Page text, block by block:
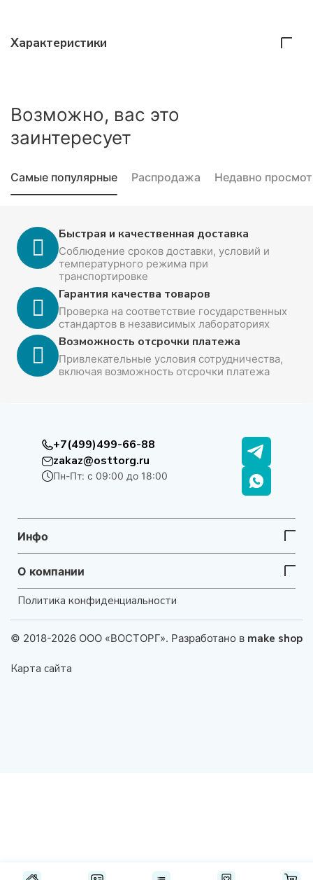
Характеристики
Возможно, вас это
заинтересует
Самые популярные Распродажа Недавно
Быстрая и качественная доставка
Соблюдение сроков доставки, условий и
температурного режима при
транспортировке
Гарантия качества товаров
Проверка на соответствие государственных
стандартов в независимых лабораториях
Возможность отсрочки платежа
Привлекательные условия сотрудничества,
включая возможность отсрочки платежа
+7(499)499-66-88
zakaz@osttorg.ru
Пн-Пт: с 09:00 до 18:00
Инфо
О компании
Политика конфиденциальности
© 2018-2026 ООО «ВОСТОРГ». Разработано в make shop
Карта сайта